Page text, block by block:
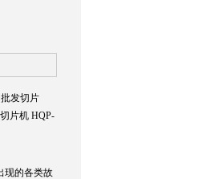
发切片
片机 HQP-
现的各类故